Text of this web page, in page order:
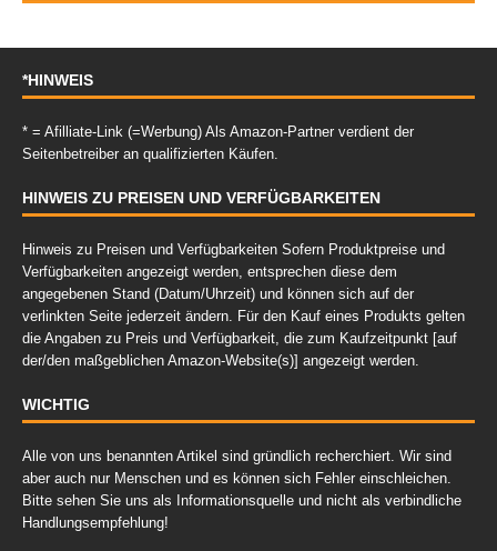
*HINWEIS
* = Afilliate-Link (=Werbung) Als Amazon-Partner verdient der
Seitenbetreiber an qualifizierten Käufen.
HINWEIS ZU PREISEN UND VERFÜGBARKEITEN
Hinweis zu Preisen und Verfügbarkeiten Sofern Produktpreise und
Verfügbarkeiten angezeigt werden, entsprechen diese dem
angegebenen Stand (Datum/Uhrzeit) und können sich auf der
verlinkten Seite jederzeit ändern. Für den Kauf eines Produkts gelten
die Angaben zu Preis und Verfügbarkeit, die zum Kaufzeitpunkt [auf
der/den maßgeblichen Amazon-Website(s)] angezeigt werden.
WICHTIG
Alle von uns benannten Artikel sind gründlich recherchiert. Wir sind
aber auch nur Menschen und es können sich Fehler einschleichen.
Bitte sehen Sie uns als Informationsquelle und nicht als verbindliche
Handlungsempfehlung!